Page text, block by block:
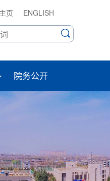
页 ENGLISH
院务公开